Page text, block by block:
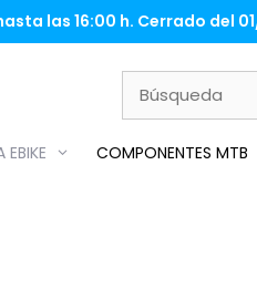
las 16:00 h. Cerrado del
COMPONENTES MTB